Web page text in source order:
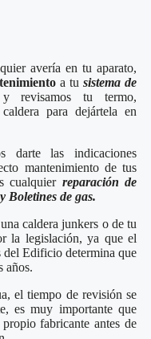
avería en tu aparato,
a tu sistema de
y revisamos tu termo,
para dejártela en
darte las indicaciones
mantenimiento de tus
cualquier reparación de
Boletines de gas.
caldera junkers o de tu
la legislación, ya que el
del Edificio determina que
años.
el tiempo de revisión se
es muy importante que
fabricante antes de